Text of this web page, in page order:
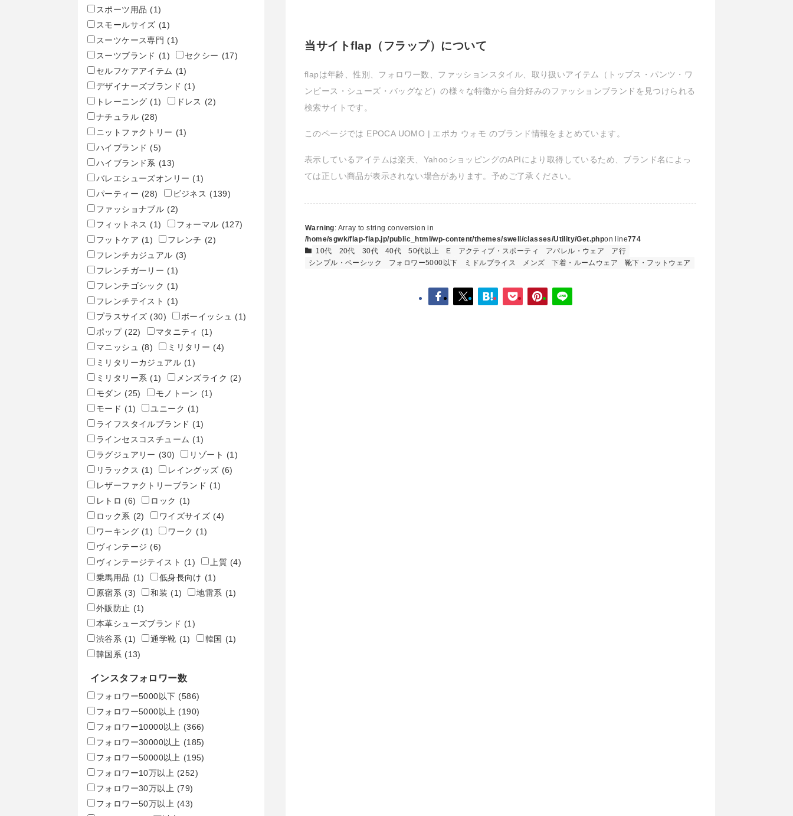
当サイトflap（フラップ）について
flapは年齢、性別、フォロワー数、ファッションスタイル、取り扱いアイテム（トップス・パンツ・ワ
ンピース・シューズ・バッグなど）の様々な特徴から自分好みのファッションブランドを見つけられる
検索サイトです。
このページでは EPOCA UOMO | エポカ ウォモ のブランド情報をまとめています。
表示しているアイテムは楽天、YahooショッピングのAPIにより取得しているため、ブランド名によっ
ては正しい商品が表示されない場合があります。予めご了承ください。
Warning: Array to string conversion in
/home/sgwk/flap-flap.jp/public_html/wp-content/themes/swell/classes/Utility/Get.phpon line774
10代
20代 30代 40代 50代以上 E アクティブ・スポーティ アパレル・ウェア
ア行
シンプル・ベーシック
フォロワー5000以下 ミドルプライス メンズ 下着・ルームウェア 靴下・フットウェア
スポーツ用品 (1)
スモールサイズ (1)
スーツケース専門 (1)
スーツブランド (1) セクシー (17)
セルフケアアイテム (1)
デザイナーズブランド (1)
トレーニング (1) ドレス (2)
ナチュラル (28)
ニットファクトリー (1)
ハイブランド (5)
ハイブランド系 (13)
バレエシューズオンリー (1)
パーティー (28) ビジネス (139)
ファッショナブル (2)
フィットネス (1) フォーマル (127)
フットケア (1) フレンチ (2)
フレンチカジュアル (3)
フレンチガーリー (1)
フレンチゴシック (1)
フレンチテイスト (1)
プラスサイズ (30) ボーイッシュ (1)
ポップ (22) マタニティ
(1)
マニッシュ (8) ミリタリー (4)
ミリタリーカジュアル (1)
ミリタリー系 (1) メンズライク (2)
モダン (25) モノトーン (1)
モード (1) ユニーク (1)
ライフスタイルブランド (1)
ラインセスコスチューム (1)
ラグジュアリー (30) リゾート (1)
リラックス (1) レイングッズ (6)
レザーファクトリーブランド (1)
レトロ (6) ロック (1)
ロック系 (2) ワイズサイズ (4)
ワーキング (1) ワーク (1)
ヴィンテージ (6)
ヴィンテージテイスト (1) 上質 (4)
乗馬用品 (1) 低身長向け (1)
原宿系 (3) 和装 (1) 地雷系 (1)
外販防止 (1)
本革シューズブランド (1)
渋谷系 (1) 通学靴 (1) 韓国 (1)
韓国系 (13)
インスタフォロワー数
フォロワー5000以下 (586)
フォロワー5000以上 (190)
フォロワー10000以上 (366)
フォロワー30000以上 (185)
フォロワー50000以上 (195)
フォロワー10万以上 (252)
フォロワー30万以上 (79)
フォロワー50万以上 (43)